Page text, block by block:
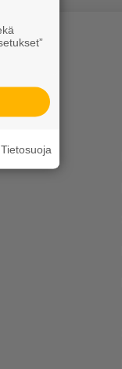
Tietosuoja